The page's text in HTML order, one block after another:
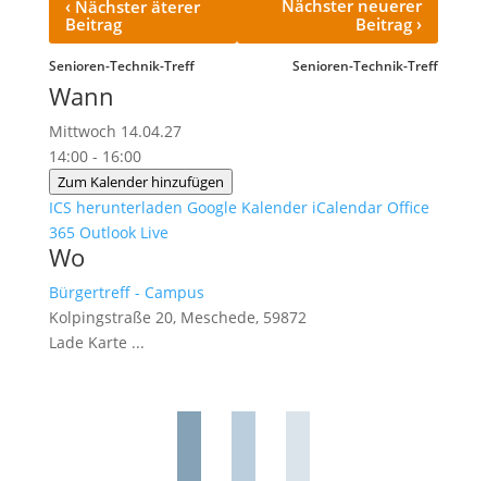
‹Nächster äterer
Beitrag
Senioren-Technik-Treff
Nächster neuerer
Beitrag›
Senioren-Technik-Treff
Wann
Mittwoch 14.04.27
14:00 - 16:00
Zum Kalender hinzufügen
ICS herunterladen Google Kalender iCalendar Office
365 Outlook Live
Wo
Bürgertreff - Campus
Kolpingstraße 20, Meschede, 59872
Lade Karte ...